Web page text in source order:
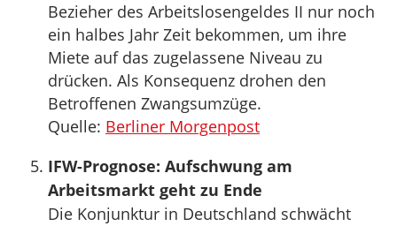
Bezieher des Arbeitslosengeldes II nur noch
ein halbes Jahr Zeit bekommen, um ihre
Miete auf das zugelassene Niveau zu
drücken. Als Konsequenz drohen den
Betroffenen Zwangsumzüge.
Quelle: Berliner Morgenpost
IFW-Prognose: Aufschwung am
Arbeitsmarkt geht zu Ende
Die Konjunktur in Deutschland schwächt